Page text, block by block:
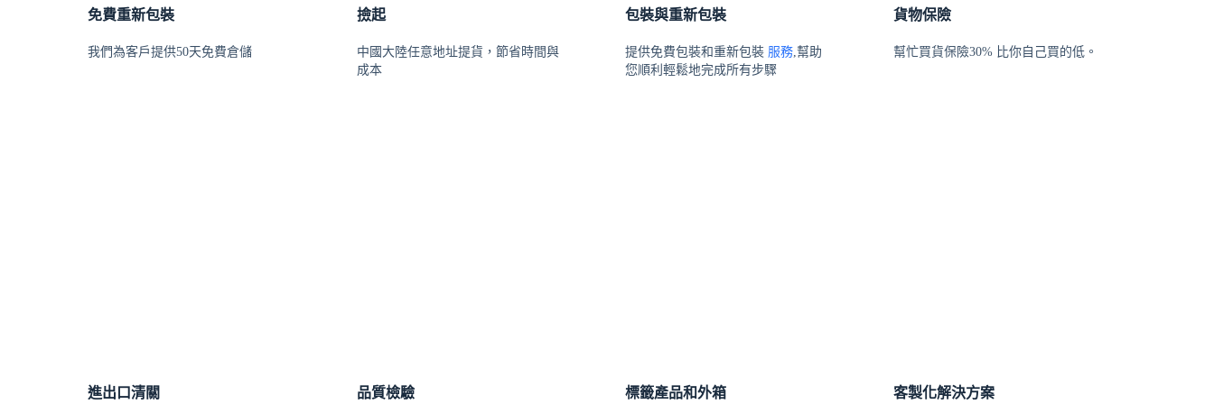
免費重新包裝
我們為客戶提供50天免費倉儲
撿起
中國大陸任意地址提貨，節省時間與
成本
包裝與重新包裝
提供免費包裝和重新包裝 服務,幫助
您順利輕鬆地完成所有步驟
貨物保險
幫忙買貨保險30% 比你自己買的低。
進出口清關 品質檢驗 標籤產品和外箱 客製化解決方案